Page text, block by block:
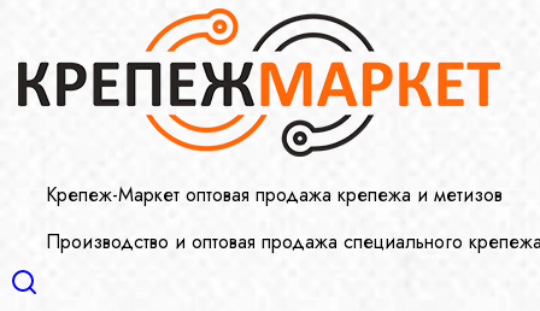
Крепеж-Маркет оптовая продажа крепежа и метизов
Производство и оптовая продажа специального